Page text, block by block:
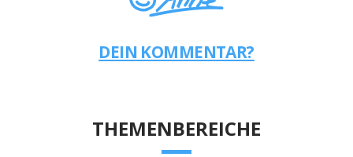
DEIN KOMMENTAR?
THEMENBEREICHE